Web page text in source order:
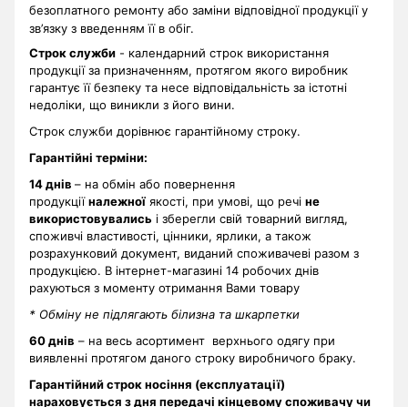
безоплатного ремонту або заміни відповідної продукції у
зв’язку з введенням її в обіг.
Строк служби - календарний строк використання
продукції за призначенням, протягом якого виробник
гарантує її безпеку та несе відповідальність за істотні
недоліки, що виникли з його вини.
Строк служби дорівнює гарантійному строку.
Гарантійні терміни:
14 днів – на обмін або повернення
продукціїналежної якості, при умові, що речі не
використовувались і зберегли свій товарний вигляд,
споживчі властивості, цінники, ярлики, а також
розрахунковий документ, виданий споживачеві разом з
продукцією. В інтернет-магазині 14 робочих днів
рахуються з моменту отримання Вами товару
* Обміну не підлягають білизна та шкарпетки
60 днів – на весь асортимент верхнього одягу при
виявленні протягом даного строку виробничого браку.
Гарантійний строк носіння (експлуатації)
нараховується з дня передачі кінцевому споживачу чи